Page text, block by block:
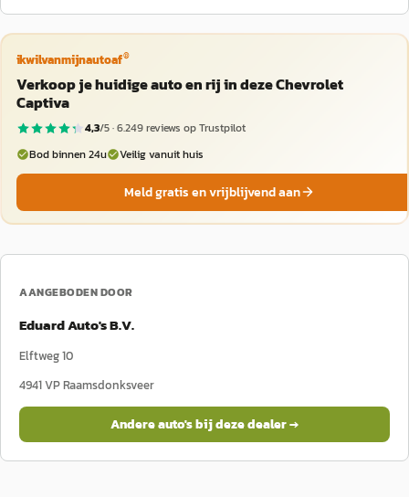
ikwilvanmijnautoaf®
Verkoop je huidige auto en rij in deze Chevrolet
Captiva
4,3/5 ·6.249reviews op Trustpilot
Bod binnen 24u
Veilig vanuit huis
Meld gratis en vrijblijvend aan
AANGEBODEN DOOR
Eduard Auto's B.V.
Elftweg 10
4941 VPRaamsdonksveer
Andere auto's bij deze dealer →